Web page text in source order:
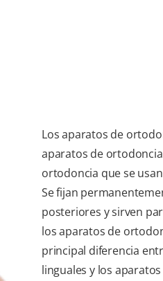
Los aparatos de
aparatos de
ortodoncia que se
Se fijan
posteriores y sirven
los aparatos de
principal diferencia
linguales y los